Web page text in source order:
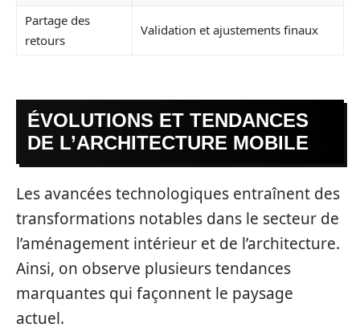
Partage des
retours
Validation et ajustements finaux
ÉVOLUTIONS ET TENDANCES
DE L’ARCHITECTURE MOBILE
Les avancées technologiques entraînent des
transformations notables dans le secteur de
l’aménagement intérieur et de l’architecture.
Ainsi, on observe plusieurs tendances
marquantes qui façonnent le paysage
actuel.